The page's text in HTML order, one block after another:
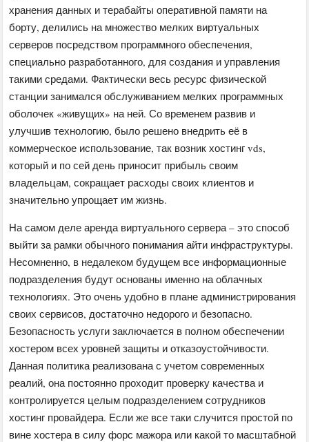
хранения данных и терабайты оперативной памяти на
борту, делились на множество мелких виртуальных
серверов посредством программного обеспечения,
специально разработанного, для создания и управления
такими средами. Фактически весь ресурс физической
станции занимался обслуживанием мелких программных
оболочек «живущих» на ней. Со временем развив и
улучшив технологию, было решено внедрить её в
коммерческое использование, так возник хостинг vds,
который и по сей день приносит прибыль своим
владельцам, сокращает расходы своих клиентов и
значительно упрощает им жизнь.
На самом деле аренда виртуального сервера – это способ
выйти за рамки обычного понимания айти инфраструктуры.
Несомненно, в недалеком будущем все информационные
подразделения будут основаны именно на облачных
технологиях. Это очень удобно в плане администрирования
своих сервисов, достаточно недорого и безопасно.
Безопасность услуги заключается в полном обеспечении
хостером всех уровней защиты и отказоустойчивости.
Данная политика реализована с учетом современных
реалий, она постоянно проходит проверку качества и
контролируется целым подразделением сотрудников
хостинг провайдера. Если же все таки случится простой по
вине хостера в силу форс мажора или какой то масштабной